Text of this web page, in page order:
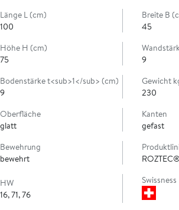
Länge L (cm)
100
Breite B
45
Höhe H (cm)
75
9
Bodenstärke t<sub>1</sub> (cm)
9
Gewicht
230
Oberfläche
glatt
Kanten
gefast
Bewehrung
bewehrt
ROZTEC®
HW
16, 71, 76
Swissness